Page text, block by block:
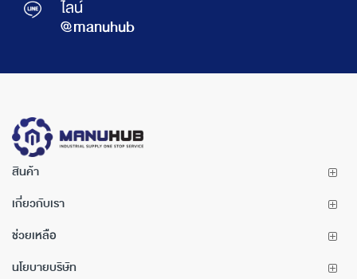
ไลน์
@manuhub
สินค้า
เกี่ยวกับเรา
ช่วยเหลือ
นโยบายบริษัท